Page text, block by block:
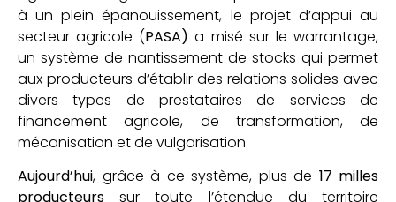
à un plein épanouissement, le projet d’appui au
secteur agricole (PASA)a misé sur le warrantage,
un système de nantissement de stocks qui permet
aux producteurs d’établir des relations solides avec
divers types de prestataires de services de
financement agricole, de transformation, de
mécanisation et de vulgarisation.
Aujourd’hui, grâce à ce système, plus de 17 milles
producteurs sur toute l’étendue du territoire